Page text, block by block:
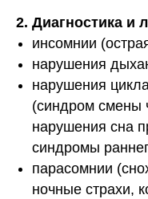
2. Диагностика и
инсомнии
нарушения
нарушения
(синдром смены
нарушения сна
синдромы
парасомнии
ночные страхи,